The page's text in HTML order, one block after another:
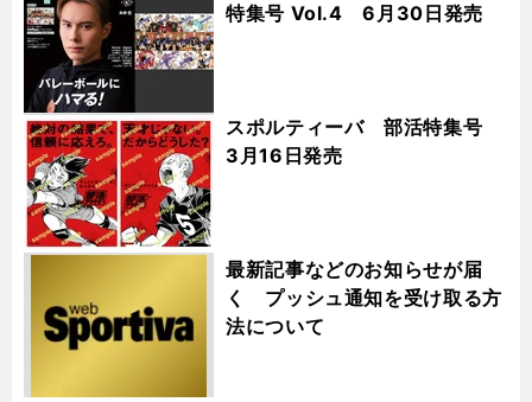
特集号 Vol.4 6月30日発売
スポルティーバ 部活特集号
3月16日発売
最新記事などのお知らせが届
く プッシュ通知を受け取る方
法について